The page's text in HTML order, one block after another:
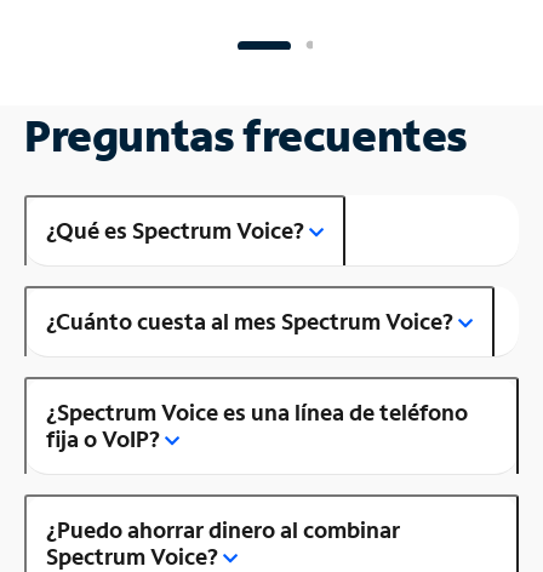
Preguntas frecuentes
¿Qué es Spectrum Voice?
¿Cuánto cuesta al mes Spectrum Voice?
¿Spectrum Voice es una línea de teléfono
fija o VoIP?
¿Puedo ahorrar dinero al combinar
Spectrum Voice?